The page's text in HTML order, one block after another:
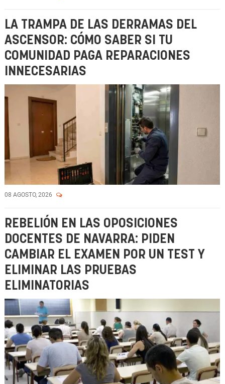
LA TRAMPA DE LAS DERRAMAS DEL
ASCENSOR: CÓMO SABER SI TU
COMUNIDAD PAGA REPARACIONES
INNECESARIAS
08 AGOSTO, 2026
REBELIÓN EN LAS OPOSICIONES
DOCENTES DE NAVARRA: PIDEN
CAMBIAR EL EXAMEN POR UN TEST Y
ELIMINAR LAS PRUEBAS
ELIMINATORIAS